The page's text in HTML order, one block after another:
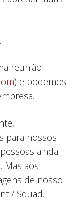
reunião
) e podemos
para nossos
ainda
Mas aos
de nosso
/ Squad.